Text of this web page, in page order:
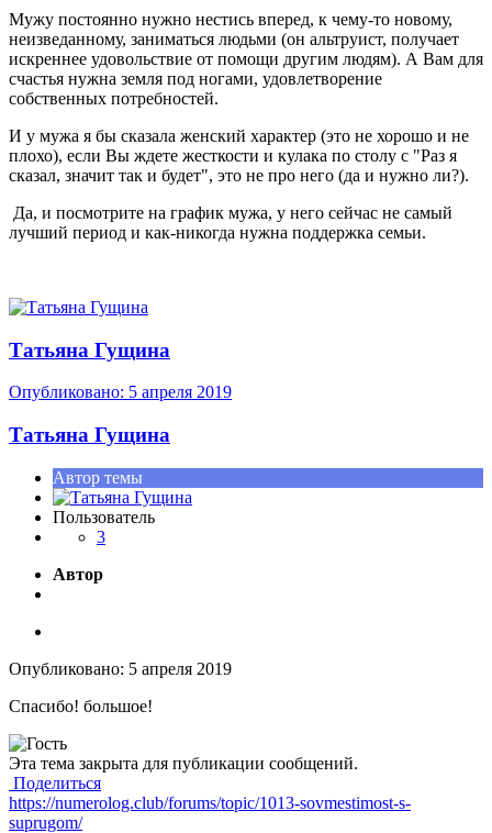
Мужу постоянно нужно нестись вперед, к чему-то новому,
неизведанному, заниматься людьми (он альтруист, получает
искреннее удовольствие от помощи другим людям). А Вам для
счастья нужна земля под ногами, удовлетворение
собственных потребностей.
И у мужа я бы сказала женский характер (это не хорошо и не
плохо), если Вы ждете жесткости и кулака по столу с "Раз я
сказал, значит так и будет", это не про него (да и нужно ли?).
Да, и посмотрите на график мужа, у него сейчас не самый
лучший период и как-никогда нужна поддержка семьи.
Татьяна Гущина
Опубликовано: 5 апреля 2019
Татьяна Гущина
Автор темы
Пользователь
3
Автор
Опубликовано: 5 апреля 2019
Спасибо! большое!
Эта тема закрыта для публикации сообщений.
Поделиться
https://numerolog.club/forums/topic/1013-sovmestimost-s-
suprugom/